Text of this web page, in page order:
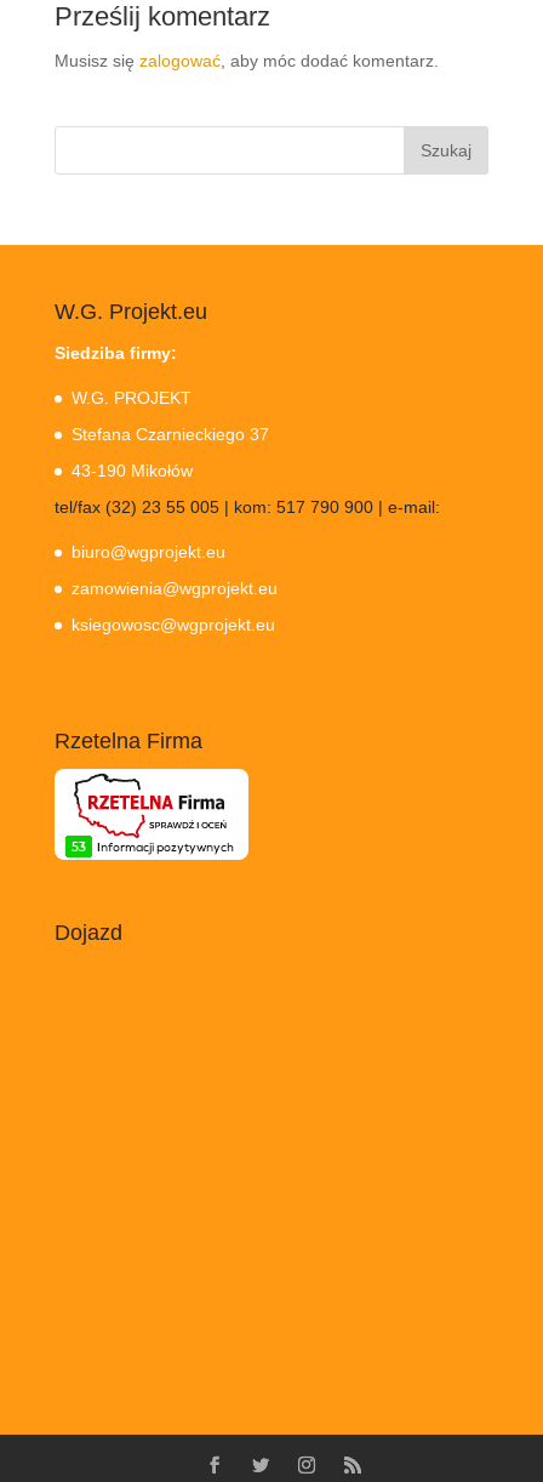
Prześlij komentarz
Musisz się zalogować, aby móc dodać komentarz.
Szukaj:
W.G. Projekt.eu
Siedziba firmy:
W.G. PROJEKT
Stefana Czarnieckiego 37
43-190 Mikołów
tel/fax (32) 23 55 005 | kom: 517 790 900 | e-mail:
biuro@wgprojekt.eu
zamowienia@wgprojekt.eu
ksiegowosc@wgprojekt.eu
Rzetelna Firma
Dojazd